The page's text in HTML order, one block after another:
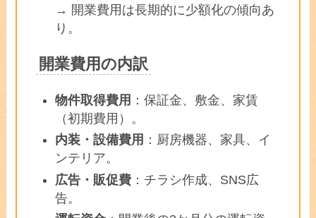
→ 開業費用は長期的に少額化の傾向あ
り。
開業費用の内訳
物件取得費用 ：保証金、敷金、家賃
（初期費用）。
内装・設備費用 ：厨房機器、家具、イ
ンテリア。
広告・販促費 ：チラシ作成、SNS広
告。